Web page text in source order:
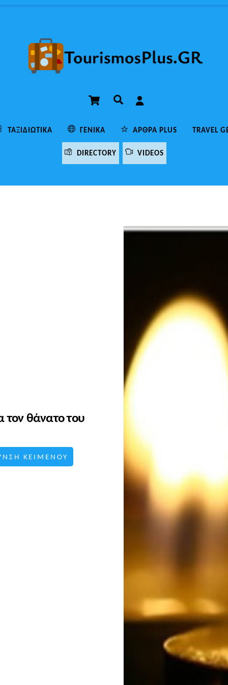
Cart Αναζήτηση
ΤΑΞΙΔΙΩΤΙΚΆ ΓΕΝΙΚΆ ΆΡΘΡΑ PLUS TRAVEL
DIRECTORY VIDEOS
θάνατο του
ΚΕΙΜΕΝΟΥ